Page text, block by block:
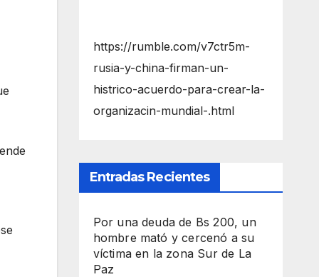
https://rumble.com/v7ctr5m-
rusia-y-china-firman-un-
histrico-acuerdo-para-crear-la-
organizacin-mundial-.html
Entradas Recientes
Por una deuda de Bs 200, un
hombre mató y cercenó a su
víctima en la zona Sur de La
Paz